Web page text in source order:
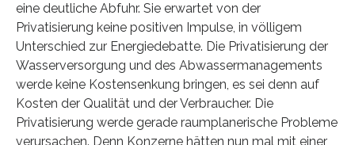
eine deutliche Abfuhr. Sie erwartet von der
Privatisierung keine positiven Impulse, in völligem
Unterschied zur Energiedebatte. Die Privatisierung der
Wasserversorgung und des Abwassermanagements
werde keine Kostensenkung bringen, es sei denn auf
Kosten der Qualität und der Verbraucher. Die
Privatisierung werde gerade raumplanerische Probleme
verursachen. Denn Konzerne hätten nun mal mit einer